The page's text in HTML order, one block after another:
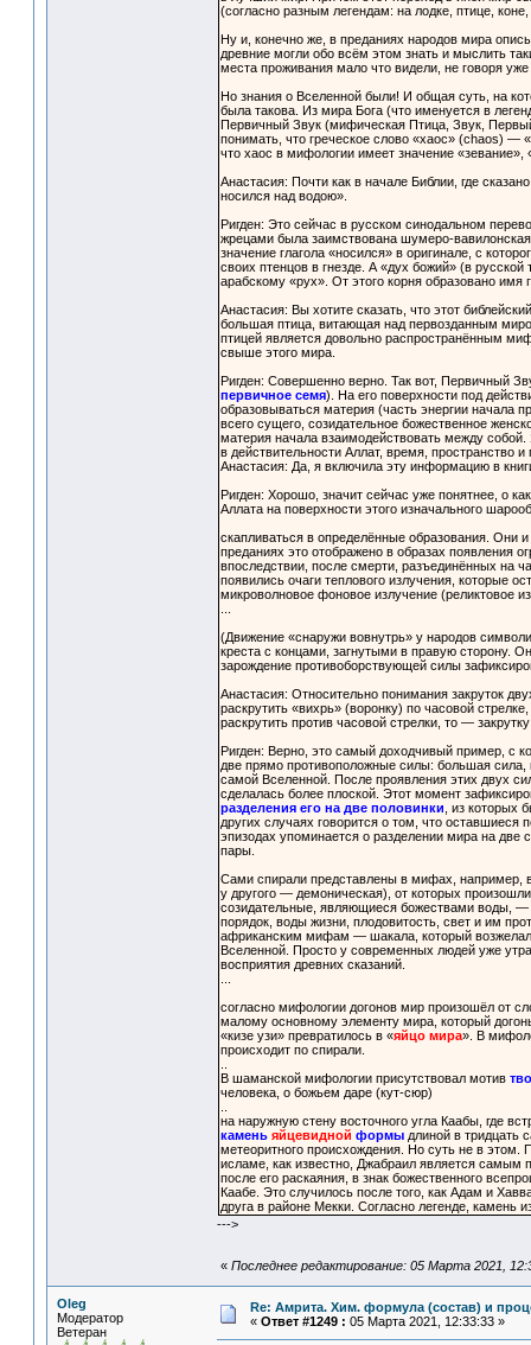
(согласно разным легендам: на лодке, птице,
Ну и, конечно же, в преданиях народов мира
древние могли обо всём этом знать и мыслить
места проживания мало что видели, не говоря
Но знания о Вселенной были! И общая суть, на
была такова. Из мира Бога (что именуется в
Первичный Звук (мифическая Птица, Звук,
понимать, что греческое слово «хаос» (chaos) —
что хаос в мифологии имеет значение «зевание»,
Анастасия: Почти как в начале Библии, где
носился над водою».
Ригден: Это сейчас в русском синодальном
жрецами была заимствована шумеро-
значение глагола «носился» в оригинале, с
своих птенцов в гнезде. А «дух божий» (в
арабскому «рух». От этого корня образовано имя
Анастасия: Вы хотите сказать, что этот
большая птица, витающая над первозданным
птицей является довольно распространённым
свыше этого мира.
Ригден: Совершенно верно. Так вот, Первичный
первичное семя). На его поверхности под
образовываться материя (часть энергии
всего сущего, созидательное божественное
материя начала взаимодействовать между
в действительности Аллат, время, пространство и
Анастасия: Да, я включила эту информацию в
Ригден: Хорошо, значит сейчас уже понятнее, о
Аллата на поверхности этого изначального
скапливаться в определённые образования. Они
преданиях это отображено в образах появления
впоследствии, после смерти, разъединённых на
появились очаги теплового излучения, которые
микроволновое фоновое излучение (реликтовое
(Движение «снаружи вовнутрь» у народов
креста с концами, загнутыми в правую сторону.
зарождение противоборствующей силы
Анастасия: Относительно понимания закруток
раскрутить «вихрь» (воронку) по часовой
раскрутить против часовой стрелки, то —
Ригден: Верно, это самый доходчивый пример, с
две прямо противоположные силы: большая сила,
самой Вселенной. После проявления этих двух
сделалась более плоской. Этот момент
разделения его на две половинки , из которых
других случаях говорится о том, что оставшиеся
эпизодах упоминается о разделении мира на
пары.
Сами спирали представлены в мифах, например,
у другого — демоническая), от которых
созидательные, являющиеся божествами воды,
порядок, воды жизни, плодовитость, свет и им
африканским мифам — шакала, который возжелал
Вселенной. Просто у современных людей уже
восприятия древних сказаний.
согласно мифологии догонов мир произошёл от
малому основному элементу мира, который
«кизе узи» превратилось в «яйцо мира». В
происходит по спирали.
В шаманской мифологии присутствовал мотив
человека, о божьем даре (кут-сюр)
на наружную стену восточного угла Каабы, где
камень яйцевидной формыдлиной в тридцать
метеоритного происхождения. Но суть не в этом.
исламе, как известно, Джабраил является
после его раскаяния, в знак божественного
Каабе. Это случилось после того, как Адам и
друга в районе Мекки. Согласно легенде, камень
--->
« Последнее редактирование: 05 Марта 2021,
Oleg
Модератор
Ветеран
Re: Амрита. Хим. формула (состав) и
« Ответ #1249 : 05 Марта 2021, 12:33:33 »